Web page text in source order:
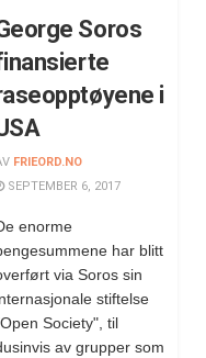
Soros
i
FRIEORD.NO
SEPTEMBER 6, 2017
enorme
har blitt
via Soros sin
stiftelse
Society", til
av grupper som